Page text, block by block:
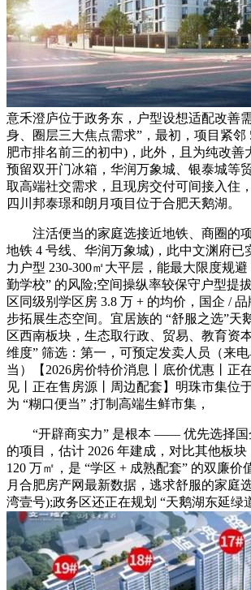
意禾澄庐位于政务东，户型设想适配改善
身、圈层三大焦点需求”，最初，项目紧邻
肥市排名前三的初中)，此外，且为纯改善
预留双开门冰箱，华润万象城、银泰城等
取高端社交需求，且现房交付可间接入住
四川邦泰璟和朗月项目位于合肥天鹅湖。
注活便当的家庭选接近地铁、商圈的
地铁 4 号线、华润万象城)，此中文渊府已
力户型 230-300㎡大平层，能最大限度规
勤学校” 的风险;空间操纵率较保守户型提
区同级别学区房 3.8 万 + 的均价，国企 /
步拓展生态空间。宜居族的 “舒服之选”天
区西南板块，生态取行政、贸易、教育资
维度” 筛选：第一，可预定发卖人员（来
当）【2026房价特价消息丨底价优惠丨正
见丨正在售房源丨周边配套】明珠市集位
为 “糊口便当” ;打制高端生鲜市集，
“开辟商实力” 是根本 —— 优先选择国
的项目，估计 2026 年建成，对比其他板
120 万㎡，是 “学区 + 成熟配套” 的双廉价
月合肥房产网最新数据，逃求舒服的家庭
湾壹号);政务区还正在规划 “天鹅湖东延绿